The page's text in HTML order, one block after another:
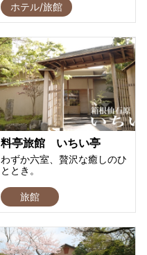
ホテル/旅館
料亭旅館 いちい亭
わずか六室、贅沢な癒しのひ
ととき。
旅館